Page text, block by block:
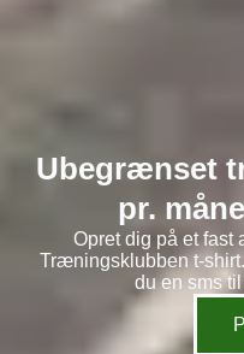
Ubegrænset
pr.
Opret dig på et fast
Træningsklubben t-
du en sms til